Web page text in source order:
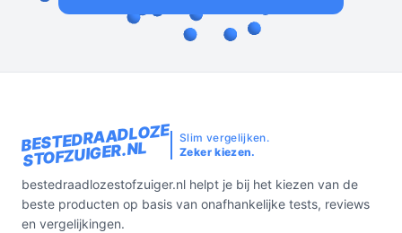
BESTEDRAADLOZE
STOFZUIGER.NL
Slim vergelijken.
Zeker kiezen.
bestedraadlozestofzuiger.nl helpt je bij het kiezen van de
beste producten op basis van onafhankelijke tests, reviews
en vergelijkingen.